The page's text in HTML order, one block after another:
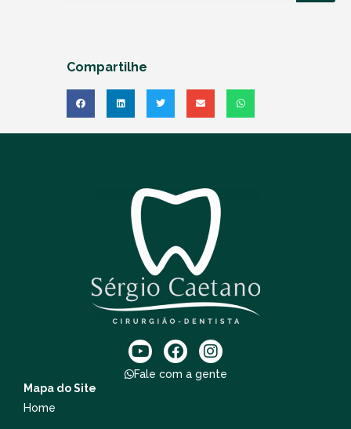
Compartilhe
Fale com a gente
Mapa do Site
Home